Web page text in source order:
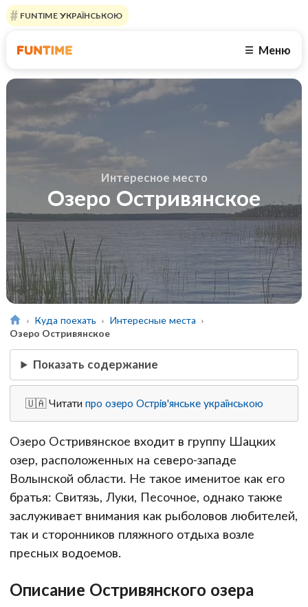
FUNTIME УКРАЇНСЬКОЮ
☰ Меню
Интересное место
Озеро Остривянское
Куда поехать
Интересные места
Озеро Остривянское
Показать содержание
🇺🇦 Читатипро озеро Острів'янське українською
Озеро Остривянское входит в группу Шацких
озер, расположенных на северо-западе
Волынской области. Не такое именитое как его
братья: Свитязь, Луки, Песочное, однако также
заслуживает внимания как рыболовов любителей,
так и сторонников пляжного отдыха возле
пресных водоемов.
Описание Остривянского озера